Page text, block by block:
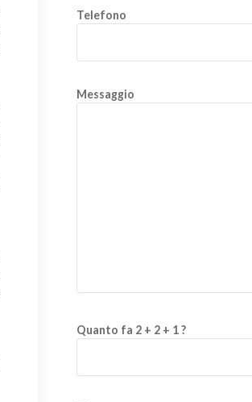
Telefono
Messaggio
Quanto fa 2 + 2 + 1 ?